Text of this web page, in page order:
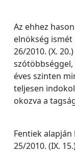
Az ehhez
elnökség
26/2010. (X.
éves szinten
teljesen
okozva a
Fentiek
25/2010. (IX.